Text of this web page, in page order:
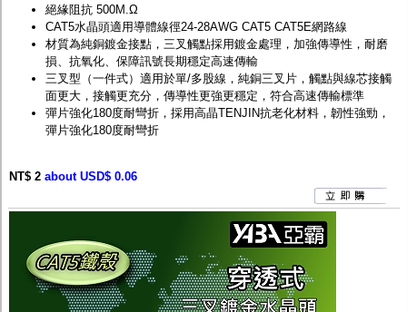
絕緣阻抗 500M.Ω
CAT5水晶頭適用導體線徑24-28AWG CAT5 CAT5E網路線
材質為純銅鍍金接點，三叉觸點採用鍍金處理，加強傳導性，耐磨
損、抗氧化、保障訊號長期穩定高速傳輸
三叉型（一件式）適用於單/多股線，純銅三叉片，觸點與線芯接觸
面更大，接觸更充分，傳導性更強更穩定，符合高速傳輸標準
彈片強化180度耐彎折，採用高晶TENJIN抗老化材料，韌性強勁，
彈片強化180度耐彎折
NT$ 2 about USD$ 0.06